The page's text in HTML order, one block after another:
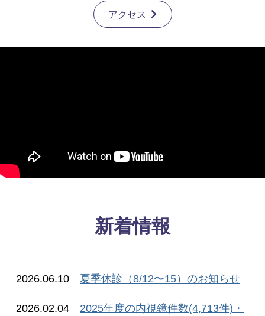
アクセス
新着情報
2026.06.10 夏季休診（8/12〜15）のお知らせ
2026.02.04
2025年度の内視鏡件数(4,713件)・